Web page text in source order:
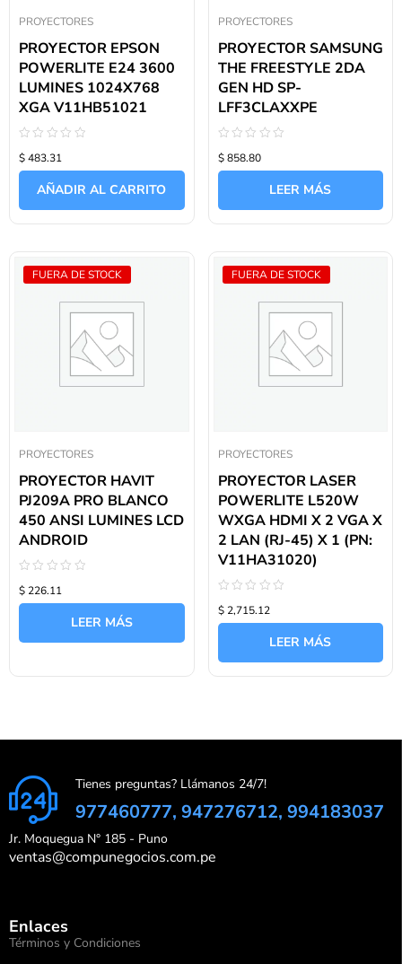
PROYECTORES
PROYECTOR EPSON
POWERLITE E24 3600
LUMINES 1024X768
XGA V11HB51021
con
0
$ 483.31
AÑADIR AL CARRITO
PROYECTORES
PROYECTOR SAMSUNG
THE FREESTYLE 2DA
GEN HD SP-
LFF3CLAXXPE
con
0
$ 858.80
LEER MÁS
FUERA DE STOCK
PROYECTORES
PROYECTOR HAVIT
PJ209A PRO BLANCO
450 ANSI LUMINES LCD
ANDROID
con
0
$ 226.11
LEER MÁS
FUERA DE STOCK
PROYECTORES
PROYECTOR LASER
POWERLITE L520W
WXGA HDMI X 2 VGA X
2 LAN (RJ-45) X 1 (PN:
V11HA31020)
con
0
$ 2,715.12
LEER MÁS
Tienes preguntas? Llámanos 24/7!
977460777, 947276712, 994183037
Jr. Moquegua N° 185 - Puno
ventas@compunegocios.com.pe
Enlaces
Términos y Condiciones